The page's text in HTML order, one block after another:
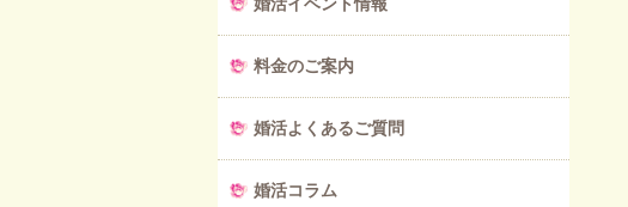
料金のご案内
婚活よくあるご質問
婚活コラム